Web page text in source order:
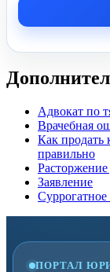
Адвокат по
Врачебная
Как продать
правильно
Заявление
ПОРТАЛ